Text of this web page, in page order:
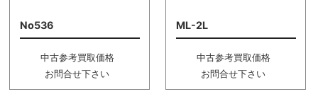
No536
中古参考買取価格
お問合せ下さい
ML-2L
中古参考買取価格
お問合せ下さい